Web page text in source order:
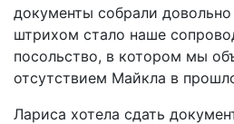
документы собрали
штрихом стало наше
посольство, в котором мы
отсутствием Майкла в
Лариса хотела сдать